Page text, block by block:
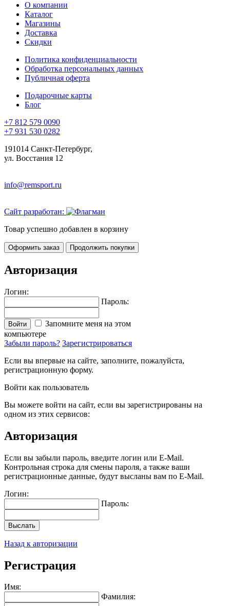
О компании
Каталог
Магазины
Доставка
Скидки
Политика конфиденциальности
Обработка персональных данных
Публичная оферта
Подарочные карты
Блог
+7 812 579 0090
+7 931 530 0282
191014 Санкт-Петербург,
ул. Восстания 12
info@remsport.ru
Сайт разработан:
Товар успешно добавлен в корзину
Оформить заказ Продолжить покупки
Авторизация
Логин:
Пароль:
Войти
Запомните меня на этом
компьютере
Забыли пароль? Зарегистрироваться
Если вы впервые на сайте, заполните, пожалуйста,
регистрационную форму.
Войти как пользователь
Вы можете войти на сайт, если вы зарегистрированы на
одном из этих сервисов:
Авторизация
Если вы забыли пароль, введите логин или E-Mail.
Контрольная строка для смены пароля, а также ваши
регистрационные данные, будут высланы вам по E-Mail.
Логин:
Пароль:
Выслать
Назад к авторизации
Регистрация
Имя:
Фамилия: